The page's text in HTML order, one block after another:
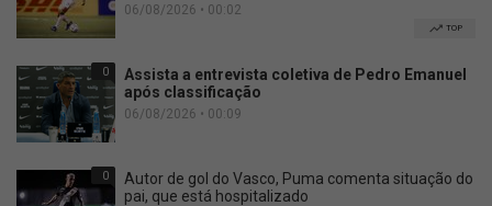
06/08/2026 • 00:02
TOP
0
Assista a entrevista coletiva de Pedro Emanuel
após classificação
06/08/2026 • 00:09
0
Autor de gol do Vasco, Puma comenta situação do
pai, que está hospitalizado